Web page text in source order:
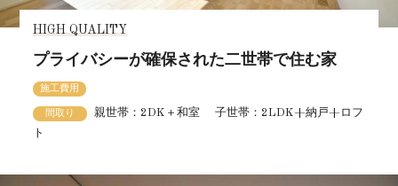
HIGH QUALITY
プライバシーが確保された二世帯で住む家
施工費用
間取り
親世帯：2DK＋和室 子世帯：2LDK+納戸+ロフ
ト